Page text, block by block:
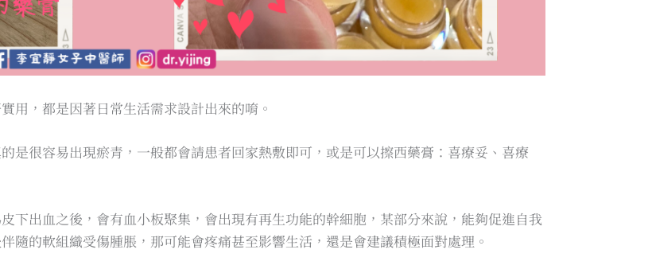
用，都是因著日常生活需求設計出來的唷。
是很容易出現瘀青，一般都會請患者回家熱敷即可，或是可以擦西藥膏：喜療妥、喜療
下出血之後，會有血小板聚集，會出現有再生功能的幹細胞，某部分來說，能夠促進自我
隨的軟組織受傷腫脹，那可能會疼痛甚至影響生活，還是會建議積極面對處理。